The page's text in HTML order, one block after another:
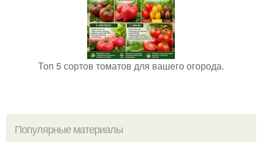
Топ 5 сортов томатов для вашего огорода.
Популярные материалы